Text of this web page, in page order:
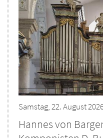
Samstag, 22. August
Hannes von